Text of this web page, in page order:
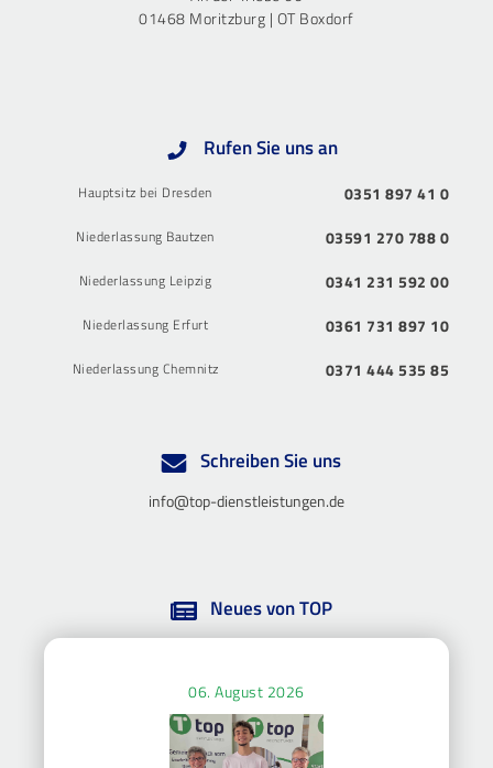
01468 Moritzburg | OT Boxdorf
Rufen Sie uns an
Hauptsitz bei Dresden 0351 897 41 0
Niederlassung Bautzen 03591 270 788 0
Niederlassung Leipzig 0341 231 592 00
Niederlassung Erfurt 0361 731 897 10
Niederlassung Chemnitz 0371 444 535 85
Schreiben Sie uns
info@top-dienstleistungen.de
Neues von TOP
06. August 2026